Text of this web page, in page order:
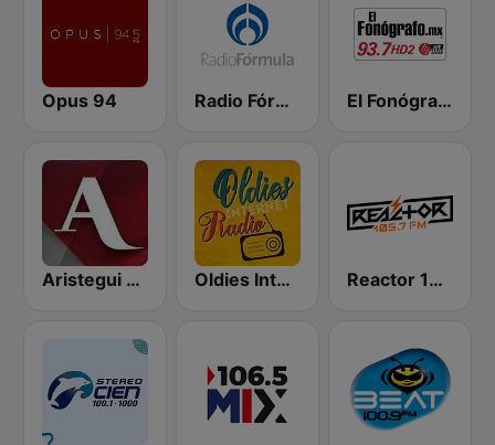
Opus 94 Radio Fórmula 1470 (Fórmula Femenina) El Fonógrafo HD2
Aristegui Noticias Oldies Internet Radio Reactor 105.7 FM